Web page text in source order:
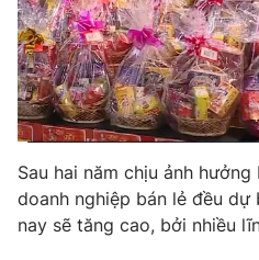
Photo
Video
VTV Money
VTV Sức khoẻ
Sau hai năm chịu ảnh hưởng
doanh nghiệp bán lẻ đều dự
nay sẽ tăng cao, bởi nhiều